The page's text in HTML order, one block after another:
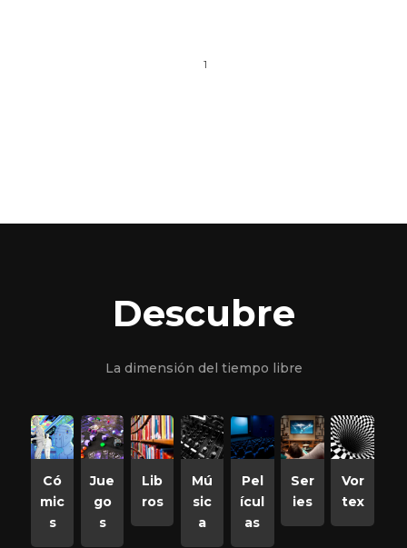
1
Descubre
La dimensión del tiempo libre
Có
mic
s
Jue
go
s
Lib
ros
Mú
sic
a
Pel
ícul
as
Ser
ies
Vor
tex